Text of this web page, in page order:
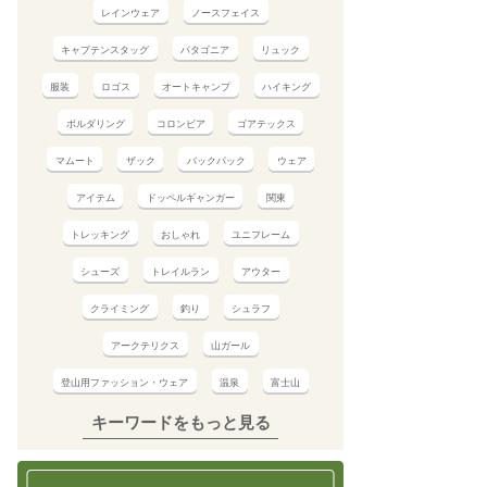
レインウェア ノースフェイス
キャプテンスタッグ パタゴニア リュック
服装 ロゴス オートキャンプ ハイキング
ボルダリング コロンビア ゴアテックス
マムート ザック バックパック ウェア
アイテム ドッペルギャンガー 関東
トレッキング おしゃれ ユニフレーム
シューズ トレイルラン アウター
クライミング 釣り シュラフ
アークテリクス 山ガール
登山用ファッション・ウェア 温泉 富士山
キーワードをもっと見る